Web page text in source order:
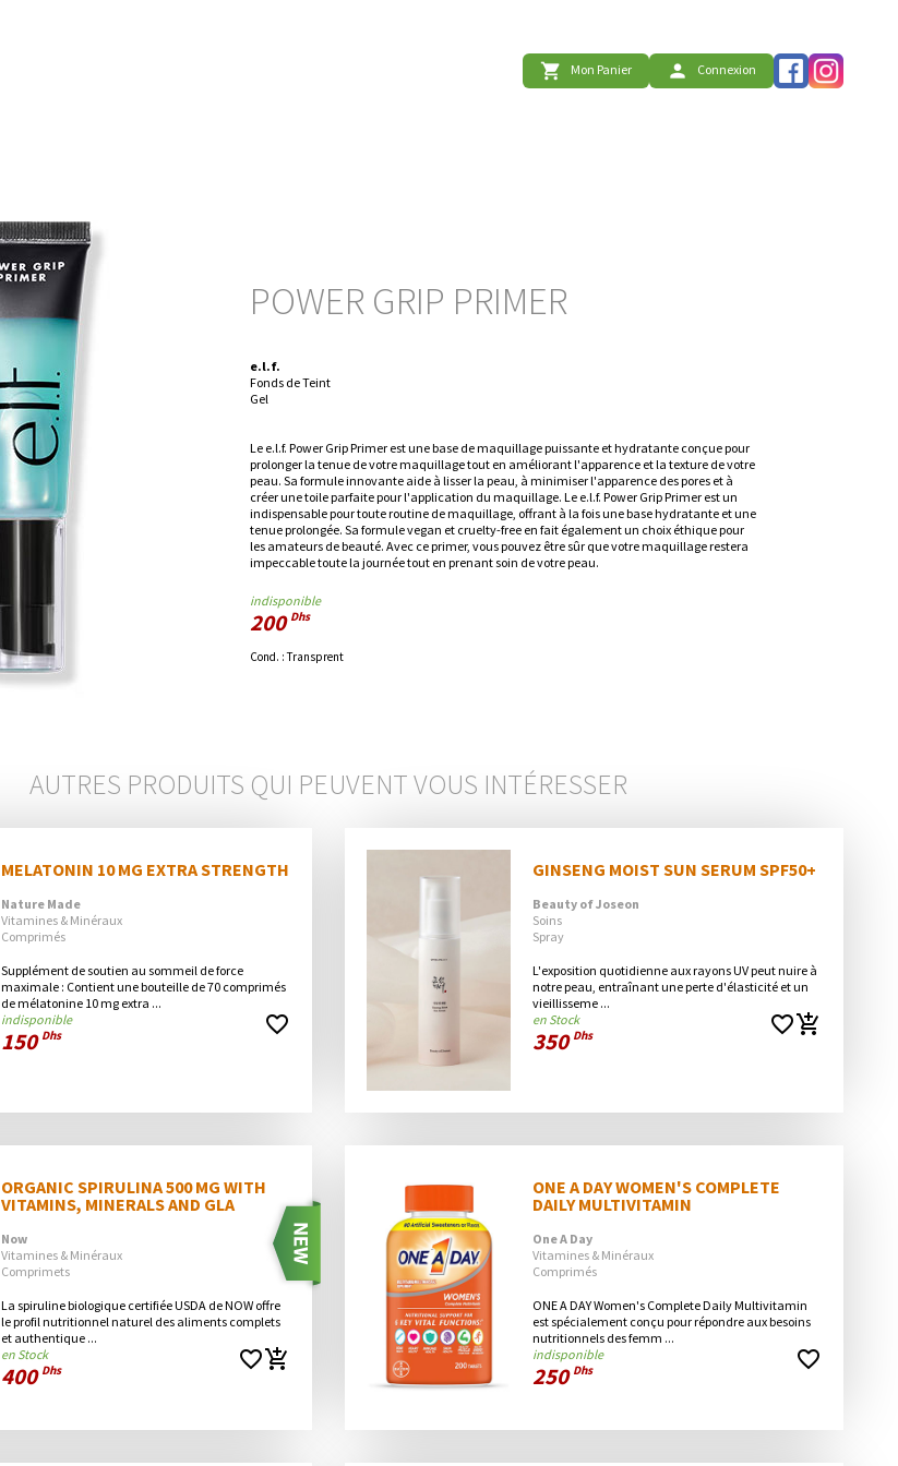
shopping_cart Mon Panier person Connexion
POWER GRIP PRIMER
e.l.f.
Fonds de Teint
Gel
Le e.l.f. Power Grip Primer est une base de maquillage puissante et hydratante conçue pour
prolonger la tenue de votre maquillage tout en améliorant l'apparence et la texture de votre
peau. Sa formule innovante aide à lisser la peau, à minimiser l'apparence des pores et à
créer une toile parfaite pour l'application du maquillage. Le e.l.f. Power Grip Primer est un
indispensable pour toute routine de maquillage, offrant à la fois une base hydratante et une
tenue prolongée. Sa formule vegan et cruelty-free en fait également un choix éthique pour
les amateurs de beauté. Avec ce primer, vous pouvez être sûr que votre maquillage restera
impeccable toute la journée tout en prenant soin de votre peau.
indisponible
200 Dhs
Cond. :Transprent
AUTRES PRODUITS QUI PEUVENT VOUS INTÉRESSER
MELATONIN 10 MG EXTRA STRENGTH
Nature Made
Vitamines & Minéraux
Comprimés
Supplément de soutien au sommeil de force
maximale : Contient une bouteille de 70 comprimés
de mélatonine 10 mg extra ...
indisponible
150 Dhs favorite_border
GINSENG MOIST SUN SERUM SPF50+
Beauty of Joseon
Soins
Spray
L'exposition quotidienne aux rayons UV peut nuire à
notre peau, entraînant une perte d'élasticité et un
vieillisseme ...
en Stock
350 Dhs favorite_border add_shopping_cart
ORGANIC SPIRULINA 500 MG WITH
VITAMINS, MINERALS AND GLA
Now
Vitamines & Minéraux
Comprimets
La spiruline biologique certifiée USDA de NOW offre
le profil nutritionnel naturel des aliments complets
et authentique ...
en Stock
400 Dhs favorite_borderadd_shopping_cart
ONE A DAY WOMEN'S COMPLETE
DAILY MULTIVITAMIN
One A Day
Vitamines & Minéraux
Comprimés
ONE A DAY Women's Complete Daily Multivitamin
est spécialement conçu pour répondre aux besoins
nutritionnels des femm ...
indisponible
250 Dhs favorite_border